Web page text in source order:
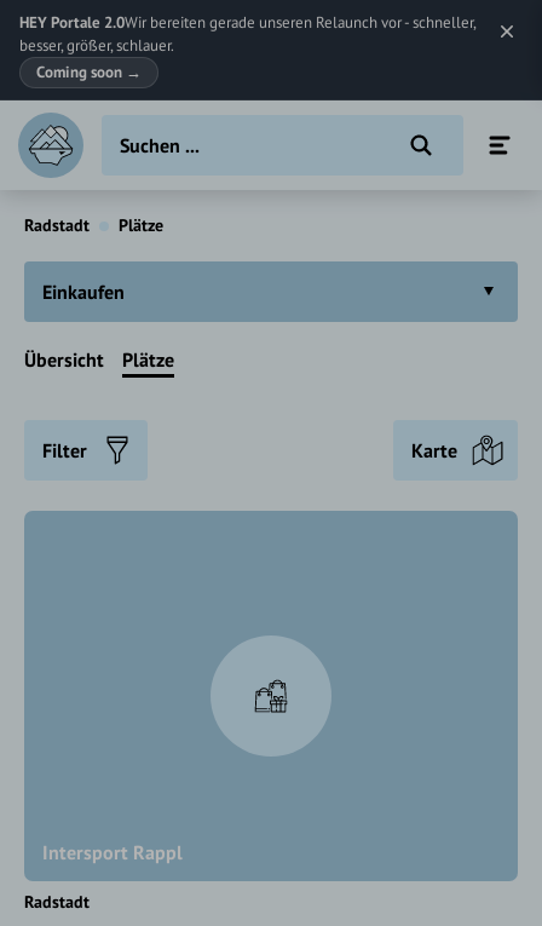
HEY Portale 2.0Wir bereiten gerade unseren Relaunch vor - schneller,
besser, größer, schlauer.
Coming soon →
Radstadt Plätze
Einkaufen
Übersicht Plätze
Filter Karte
Intersport Rappl
Radstadt